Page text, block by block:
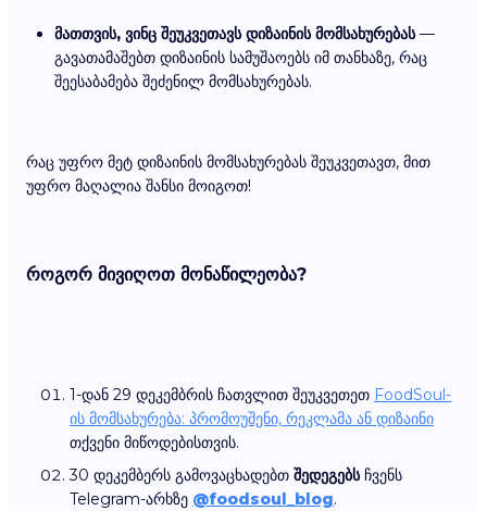
მათთვის, ვინც შეუკვეთავს დიზაინის მომსახურებას—
გავათამაშებთ დიზაინის სამუშაოებს იმ თანხაზე, რაც
შეესაბამება შეძენილ მომსახურებას.
რაც უფრო მეტ დიზაინის მომსახურებას შეუკვეთავთ, მით
უფრო მაღალია შანსი მოიგოთ!
როგორ მივიღოთ მონაწილეობა?
1-დან 29 დეკემბრის ჩათვლით შეუკვეთეთ FoodSoul-
ის მომსახურება: პრომოუშენი, რეკლამა ან დიზაინი
თქვენი მიწოდებისთვის.
30 დეკემბერს გამოვაცხადებთ შედეგებსჩვენს
Telegram-არხზე @foodsoul_blog.